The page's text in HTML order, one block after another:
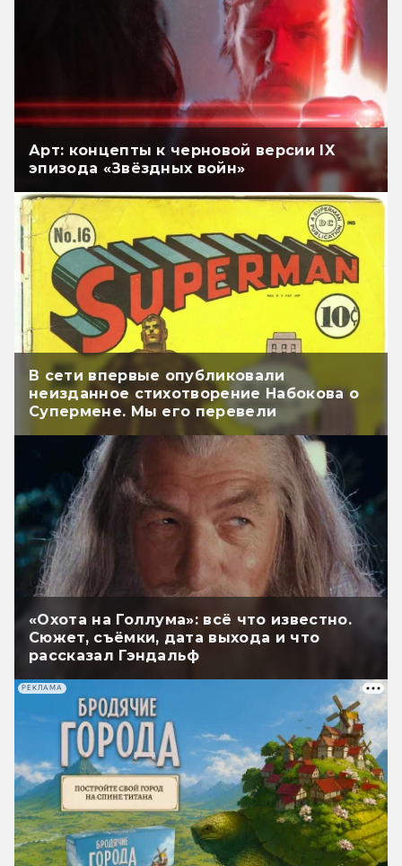
Арт: концепты к черновой версии IX
эпизода «Звёздных войн»
В сети впервые опубликовали
неизданное стихотворение Набокова о
Супермене. Мы его перевели
«Охота на Голлума»: всё что известно.
Сюжет, съёмки, дата выхода и что
рассказал Гэндальф
РЕКЛАМА